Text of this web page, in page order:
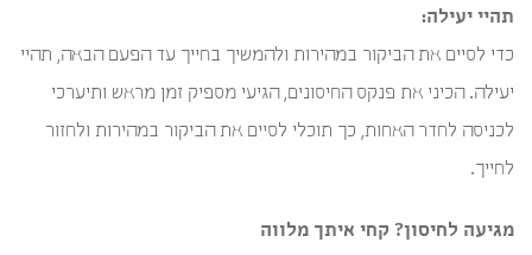
תהיי יעילה:
כדי לסיים את הביקור במהירות ולהמשיך בחייך עד הפעם הבאה, תהיי
יעילה. הכיני את פנקס החיסונים, הגיעי מספיק זמן מראש ותיערכי
לכניסה לחדר האחות, כך תוכלי לסיים את הביקור במהירות ולחזור
לחייך.
מגיעה לחיסון? קחי איתך מלווה